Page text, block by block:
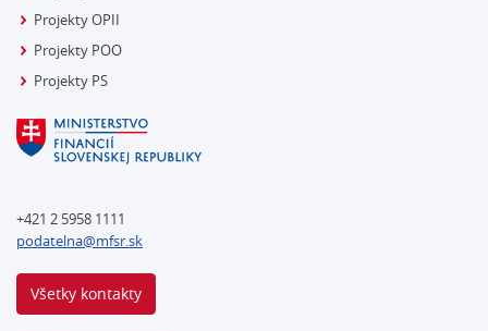
Projekty OPII
Projekty POO
Projekty PS
+421 2 5958 1111
podatelna@mfsr.sk
Všetky kontakty